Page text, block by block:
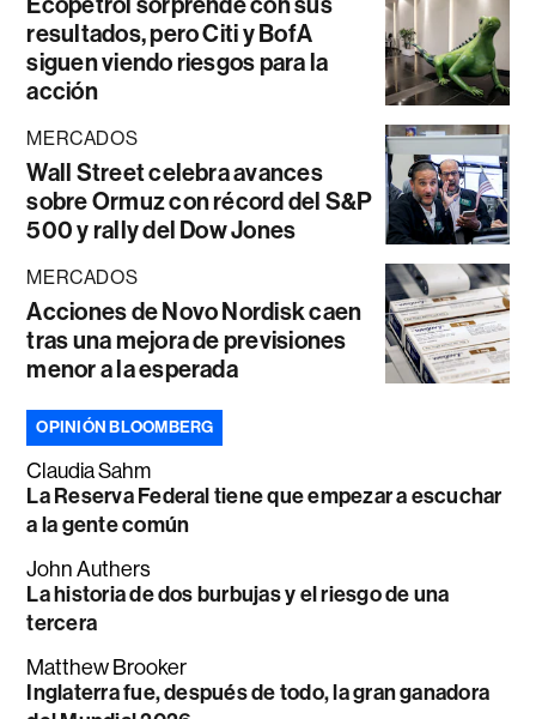
resultados, pero Citi y BofA
siguen viendo riesgos para la
acción
MERCADOS
Wall Street celebra avances
sobre Ormuz con récord del S&P
500 y rally del Dow Jones
MERCADOS
Acciones de Novo Nordisk caen
tras una mejora de previsiones
menor a la esperada
OPINIÓN BLOOMBERG
Claudia Sahm
La Reserva Federal tiene que empezar a escuchar
a la gente común
John Authers
La historia de dos burbujas y el riesgo de una
tercera
Matthew Brooker
Inglaterra fue, después de todo, la gran ganadora